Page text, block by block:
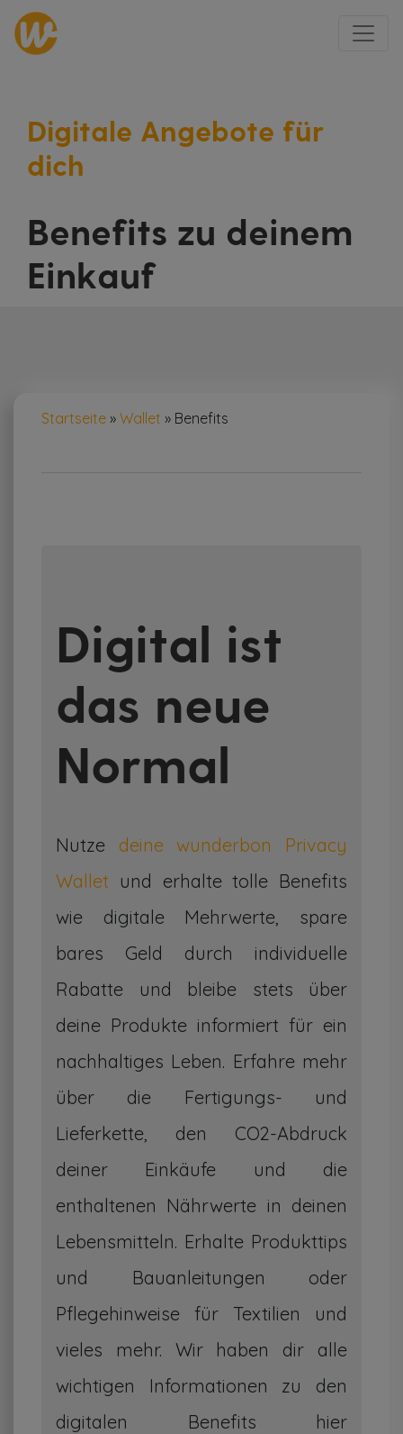
Digitale Angebote für
dich
Benefits zu deinem
Einkauf
Startseite » Wallet » Benefits
Digital ist
das neue
Normal
Nutze deine wunderbon Privacy
Wallet und erhalte tolle Benefits
wie digitale Mehrwerte, spare
bares Geld durch individuelle
Rabatte und bleibe stets über
deine Produkte informiert für ein
nachhaltiges Leben. Erfahre mehr
über die Fertigungs- und
Lieferkette, den CO2-Abdruck
deiner Einkäufe und die
enthaltenen Nährwerte in deinen
Lebensmitteln. Erhalte Produkttips
und Bauanleitungen oder
Pflegehinweise für Textilien und
vieles mehr. Wir haben dir alle
wichtigen Informationen zu den
digitalen Benefits hier